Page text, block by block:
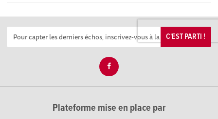
C'EST PARTI !
Plateforme mise en place par